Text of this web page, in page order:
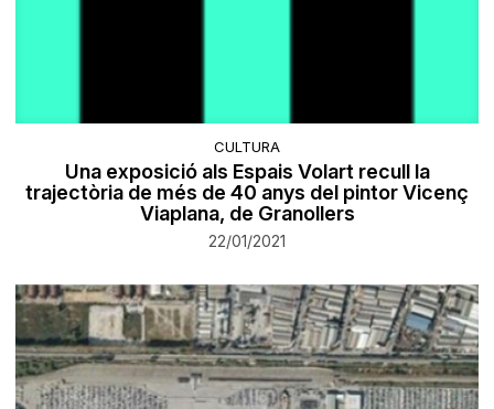
CULTURA
Una exposició als Espais Volart recull la
trajectòria de més de 40 anys del pintor Vicenç
Viaplana, de Granollers
22/01/2021